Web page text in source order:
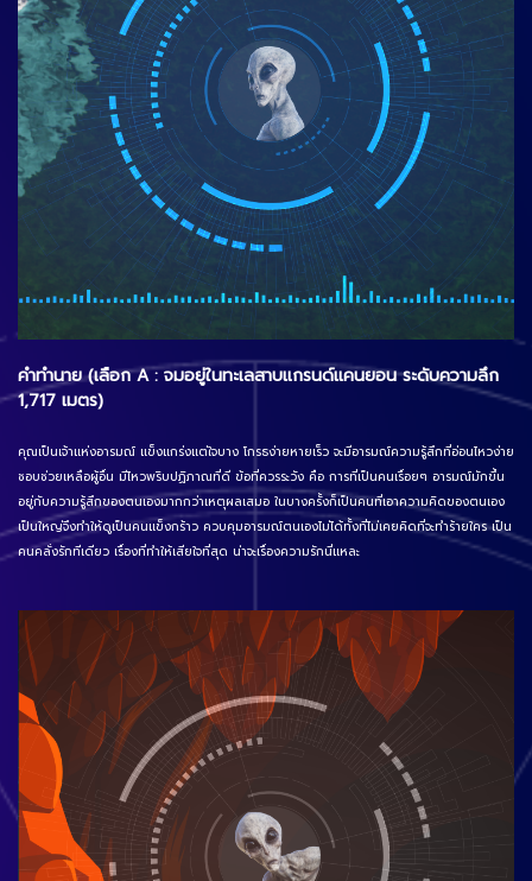
คำทำนาย (เลือก A : จมอยู่ในทะเลสาบแกรนด์แคนยอน ระดับความลึก
1,717 เมตร)
คุณเป็นเจ้าแห่งอารมณ์ แข็งแกร่งแต่ใจบาง โกรธง่ายหายเร็ว จะมีอารมณ์ความรู้สึกที่อ่อนไหวง่าย
ชอบช่วยเหลือผู้อื่น มีไหวพริบปฏิภาณที่ดี ข้อที่ควรระวัง คือ การที่เป็นคนเรื่อยๆ อารมณ์มักขึ้น
อยู่กับความรู้สึกของตนเองมากกว่าเหตุผลเสมอ ในบางครั้งก็เป็นคนที่เอาความคิดของตนเอง
เป็นใหญ่จึงทำให้ดูเป็นคนแข็งกร้าว ควบคุมอารมณ์ตนเองไม่ได้ทั้งที่ไม่เคยคิดที่จะทำร้ายใคร เป็น
คนคลั่งรักทีเดียว เรื่องที่ทำให้เสียใจที่สุด น่าจะเรื่องความรักนี่แหละ